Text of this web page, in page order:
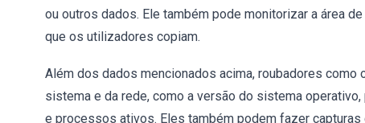
ou outros dados. Ele também pode monitorizar a área
que os utilizadores copiam.
Além dos dados mencionados acima, roubadores
sistema e da rede, como a versão do sistema
e processos ativos. Eles também podem fazer